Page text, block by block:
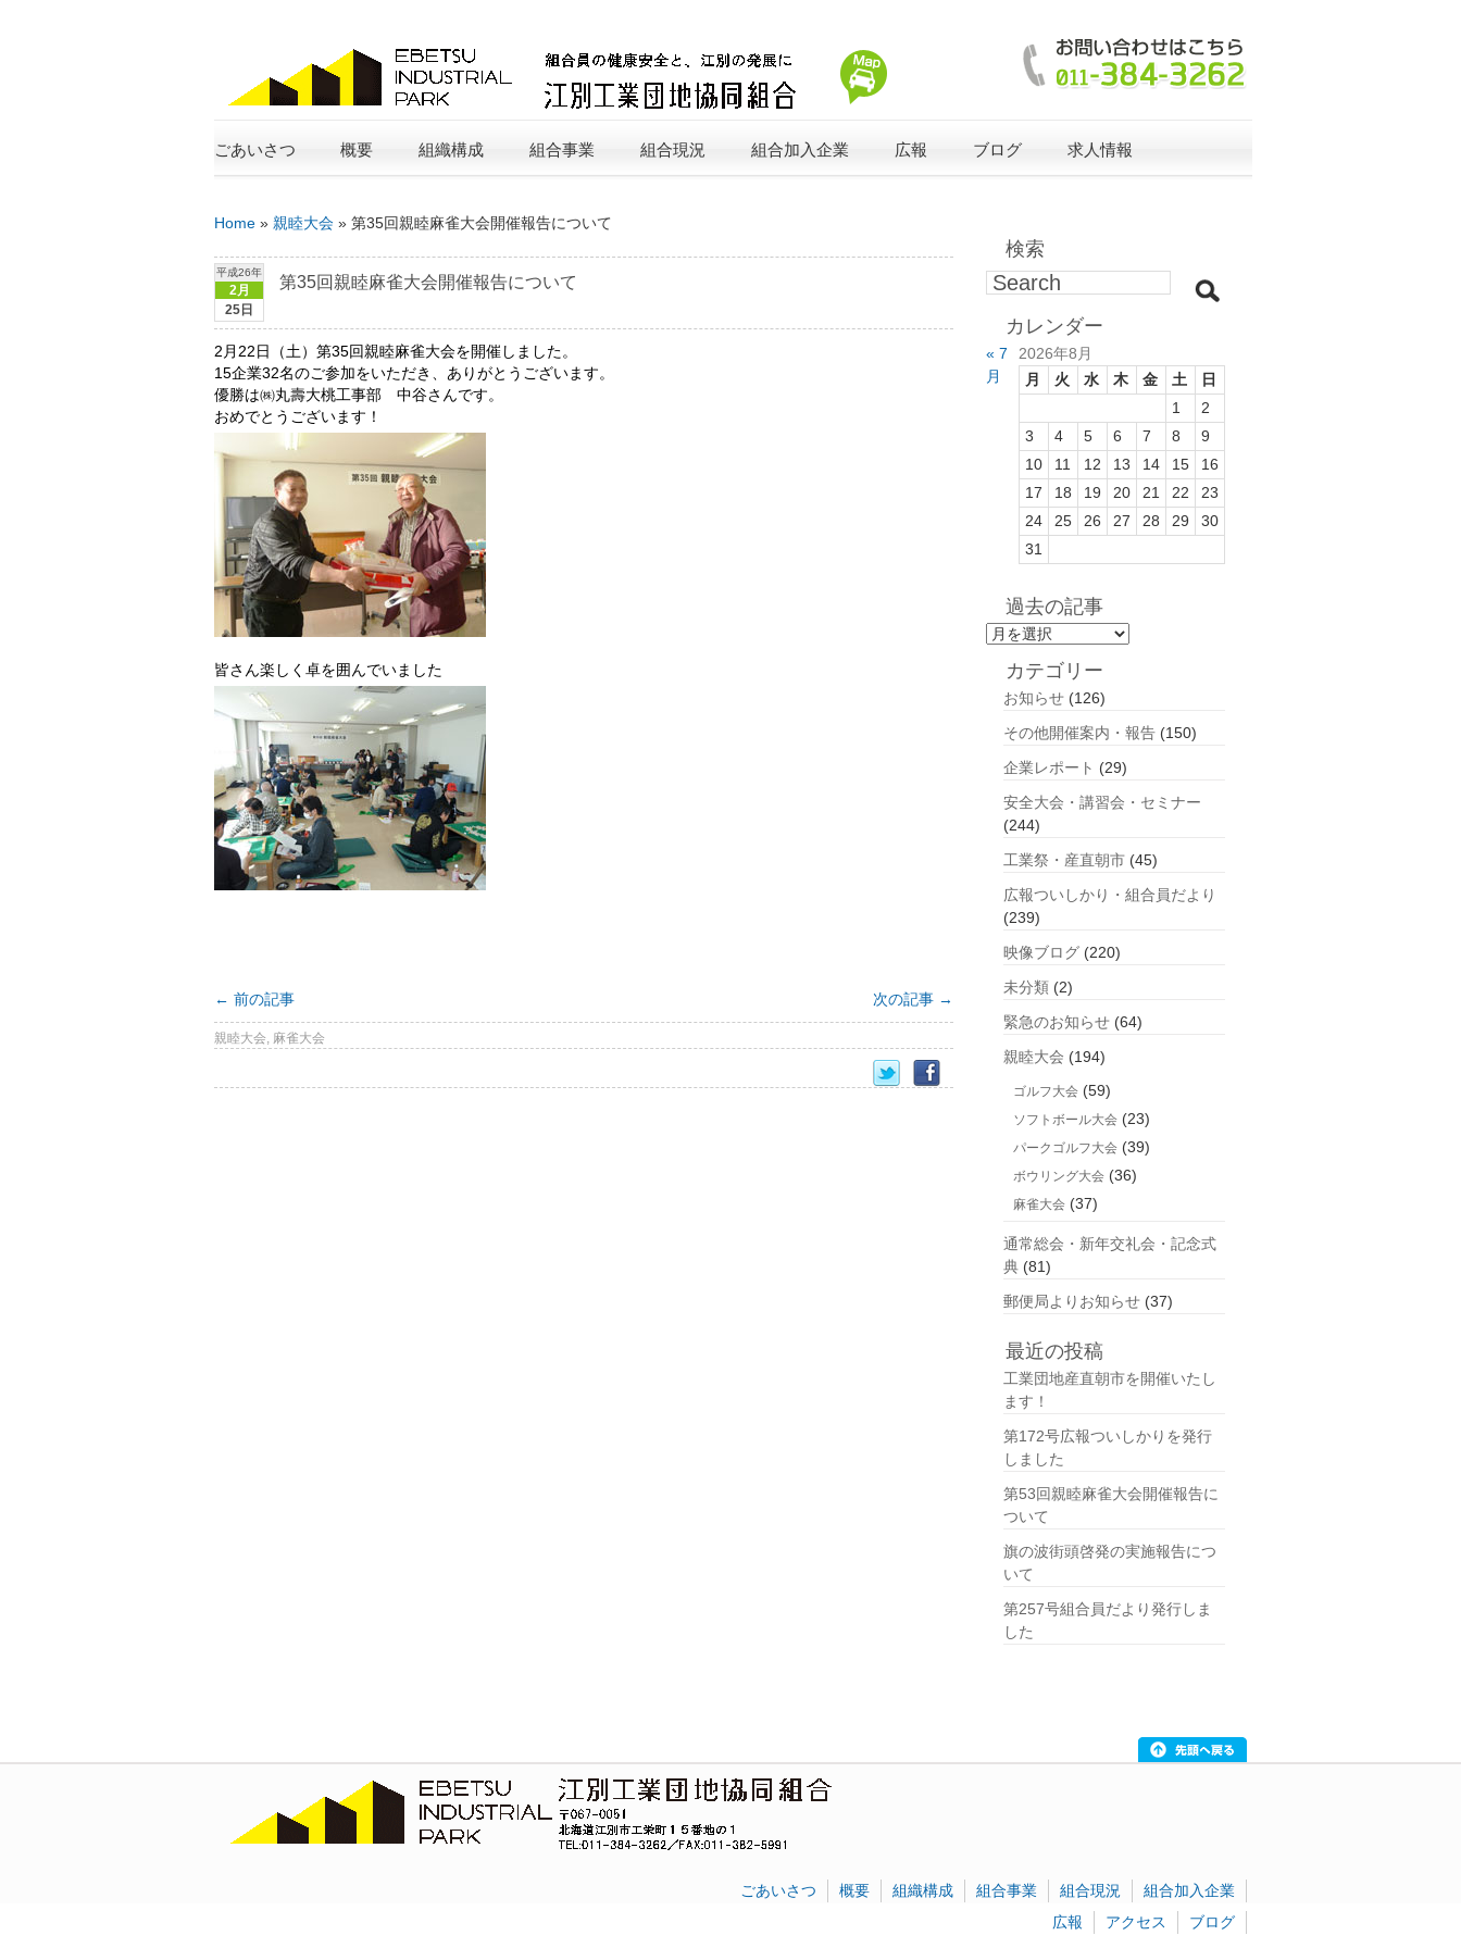
ごあいさつ 概要 組織構成 組合事業 組合現況 組合加入企業 広報 ブログ 求人情報
Home » 親睦大会 » 第35回親睦麻雀大会開催報告について
平成26年
2月
25日
第35回親睦麻雀大会開催報告について
2月22日（土）第35回親睦麻雀大会を開催しました。
15企業32名のご参加をいただき、ありがとうございます。
優勝は㈱丸壽大桃工事部 中谷さんです。
おめでとうございます！
皆さん楽しく卓を囲んでいました
← 前の記事 次の記事 →
親睦大会, 麻雀大会
検索
カレンダー
2026年8月
月
火 水 木 金 土
日
1
2
3
4 5 6 7 8
9
10
11 12 13 14 15
16
17
18 19 20 21 22
23
24
25 26 27 28 29
30
31
« 7
月
過去の記事
過
カテゴリー
お知らせ (126)
その他開催案内・報告 (150)
企業レポート (29)
安全大会・講習会・セミナー
(244)
工業祭・産直朝市 (45)
広報ついしかり・組合員だより
(239)
映像ブログ (220)
未分類 (2)
緊急のお知らせ (64)
親睦大会 (194)
ゴルフ大会 (59)
ソフトボール大会 (23)
パークゴルフ大会 (39)
ボウリング大会 (36)
麻雀大会 (37)
通常総会・新年交礼会・記念式
典 (81)
郵便局よりお知らせ (37)
最近の投稿
工業団地産直朝市を開催いたし
ます！
第172号広報ついしかりを発行
しました
第53回親睦麻雀大会開催報告に
ついて
旗の波街頭啓発の実施報告につ
いて
第257号組合員だより発行しま
した
ごあいさつ 概要 組織構成 組合事業 組合現況
組合加入企業
広報
アクセス ブログ